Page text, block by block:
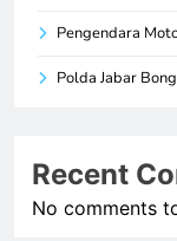
Pengendara
Polda Jabar
Recent
No comments